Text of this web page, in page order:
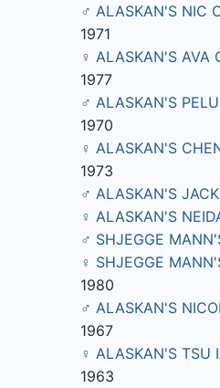
♂ ALASKAN'S NIC
1971
♀ ALASKAN'S AVA
1977
♂ ALASKAN'S
1970
♀ ALASKAN'S
1973
♂ ALASKAN'S
♀ ALASKAN'S
♂ SHJEGGE
♀ SHJEGGE
1980
♂ ALASKAN'S
1967
♀ ALASKAN'S TSU
1963